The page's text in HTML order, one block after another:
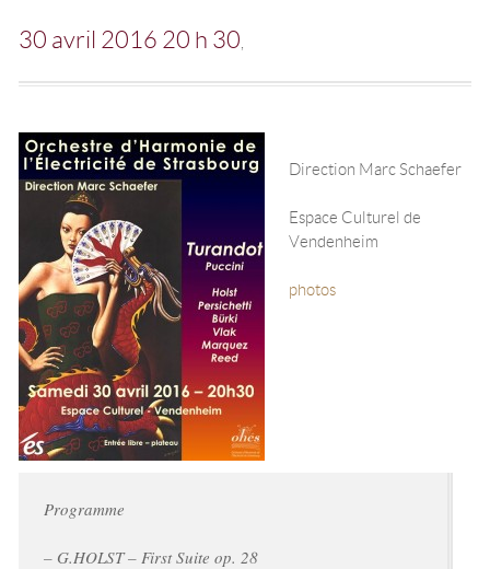
30 avril 2016 20 h 30
Direction Marc Schaefer
Espace Culturel de
Vendenheim
photos
Programme
– G.HOLST – First Suite op. 28